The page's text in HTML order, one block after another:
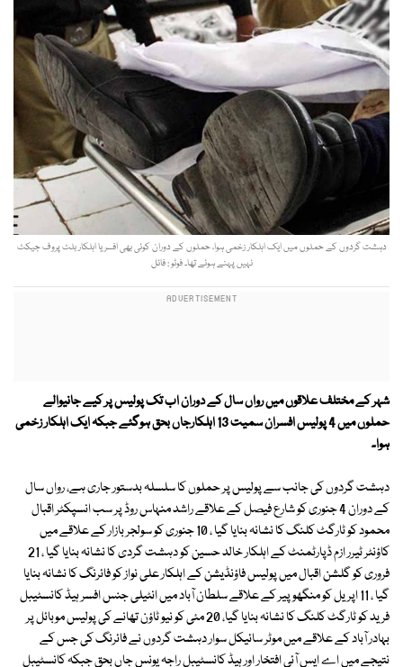
دہشت گردوں کے حملوں میں ایک اہلکار زخمی ہوا، حملوں کے دوران کوئی بھی افسر یا اہلکار بلٹ پروف جیکٹ
نہیں پہنے ہوئے تھا۔ فوٹو : فائل
شہر کے مختلف علاقوں میں رواں سال کے دوران اب تک پولیس پر کیے جانیوالے
حملوں میں 4 پولیس افسران سمیت 13 اہلکارجاں بحق ہوگئے جبکہ ایک اہلکار زخمی
ہوا۔
دہشت گردوں کی جانب سے پولیس پر حملوں کا سلسلہ بدستور جاری ہے، رواں سال
کے دوران 4 جنوری کو شارع فیصل کے علاقے راشد منہاس روڈ پر سب انسپکٹر اقبال
محمود کو ٹارگٹ کلنگ کا نشانہ بنایا گیا ، 10 جنوری کو سولجر بازار کے علاقے میں
کاؤنٹر ٹیرر ازم ڈپارٹمنٹ کے اہلکار خالد حسین کو دہشت گردی کا نشانہ بنایا گیا ، 21
فروری کو گلشن اقبال میں پولیس فاؤنڈیشن کے اہلکار علی نواز کو فائرنگ کا نشانہ بنایا
گیا ، 11 اپریل کو منگھوپیر کے علاقے سلطان آباد میں انٹیلی جنس افسر ہیڈ کانسٹیبل
فرید کو ٹارگٹ کلنگ کا نشانہ بنایا گیا، 20 مئی کو نیو ٹاؤن تھانے کی پولیس موبائل پر
بہادر آباد کے علاقے میں موٹر سائیکل سوار دہشت گردوں نے فائرنگ کی جس کے
نتیجے میں اے ایس آئی افتخار اور ہیڈ کانسٹیبل راجہ یونس جاں بحق جبکہ کانسٹیبل